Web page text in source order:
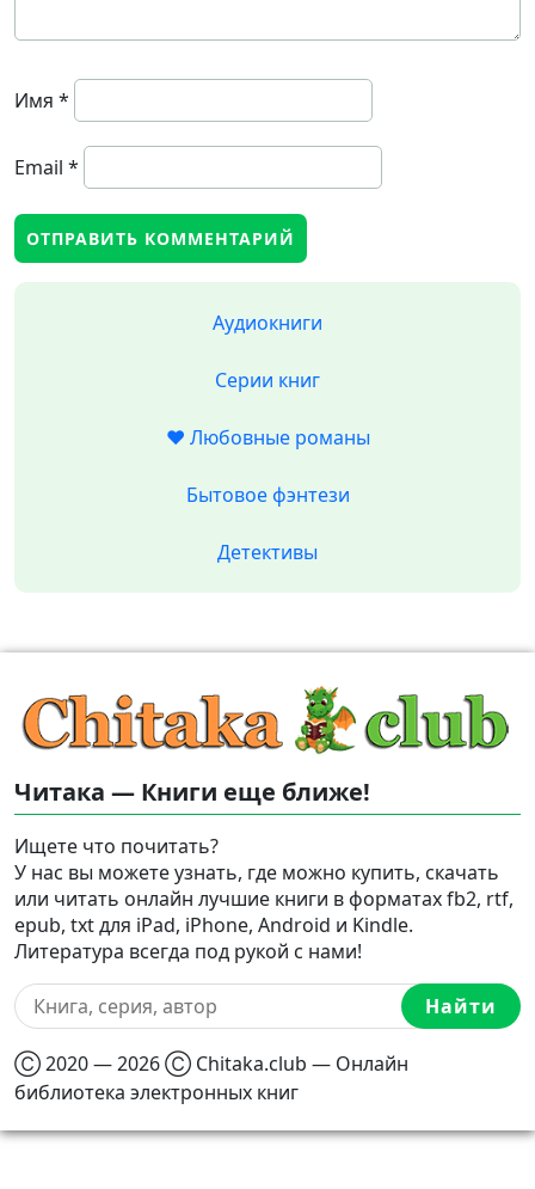
Имя *
Email *
Аудиокниги
Серии книг
❤️ Любовные романы
Бытовое фэнтези
Детективы
Читака — Книги еще ближе!
Ищете что почитать?
У нас вы можете узнать, где можно купить, скачать
или читать онлайн лучшие книги в форматах fb2, rtf,
epub, txt для iPad, iPhone, Android и Kindle.
Литература всегда под рукой с нами!
Найти
Ⓒ 2020 — 2026 Ⓒ Chitaka.club — Онлайн
библиотека электронных книг